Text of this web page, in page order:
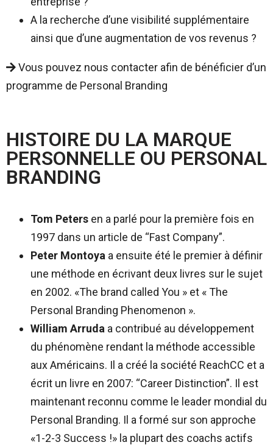
A la recherche d’une visibilité supplémentaire
ainsi que d’une augmentation de vos revenus ?
Vous pouvez nous contacter afin de bénéficier d’un
programme de Personal Branding
HISTOIRE DU LA MARQUE
PERSONNELLE OU PERSONAL
BRANDING
Tom Peters en a parlé pour la première fois en
1997 dans un article de “Fast Company”.
Peter Montoya a ensuite été le premier à définir
une méthode en écrivant deux livres sur le sujet
en 2002. «The brand called You » et « The
Personal Branding Phenomenon ».
William Arruda a contribué au développement
du phénomène rendant la méthode accessible
aux Américains. Il a créé la société ReachCC et a
écrit un livre en 2007: “Career Distinction”. Il est
maintenant reconnu comme le leader mondial du
Personal Branding. Il a formé sur son approche
«1-2-3 Success !» la plupart des coachs actifs